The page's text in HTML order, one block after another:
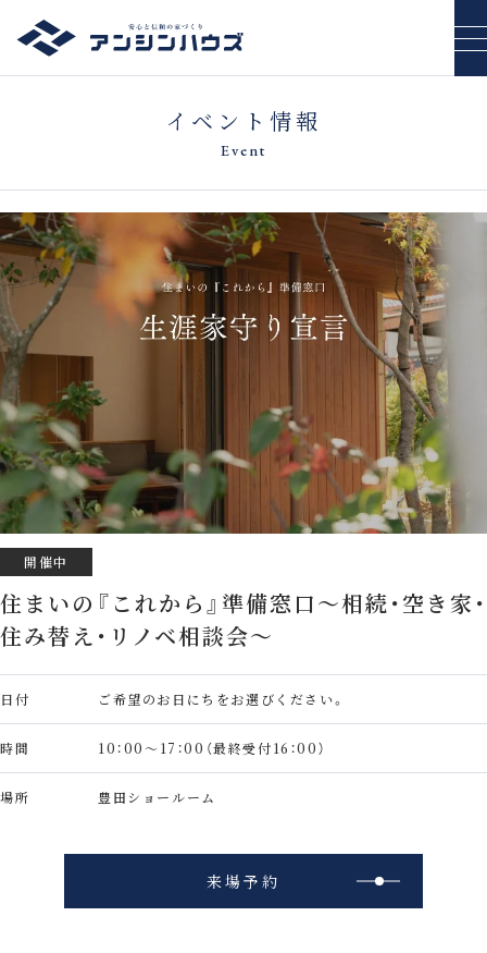
イベント情報
Event
開催中
住まいの『これから』準備窓口～相続・空き家・
住み替え・リノベ相談会～
日付 ご希望のお日にちをお選びください。
時間 10：00～17：00（最終受付16：00）
場所 豊田ショールーム
来場予約